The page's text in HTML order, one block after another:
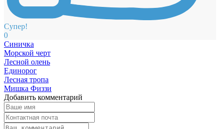
Супер!
0
Синичка
Морской черт
Лесной олень
Единорог
Лесная тропа
Мишка Физзи
Добавить комментарий